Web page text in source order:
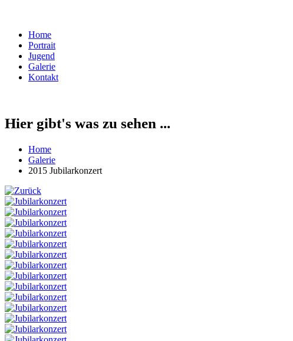
Home
Portrait
Jugend
Galerie
Kontakt
Hier gibt's was zu sehen ...
Home
Galerie
2015 Jubilarkonzert